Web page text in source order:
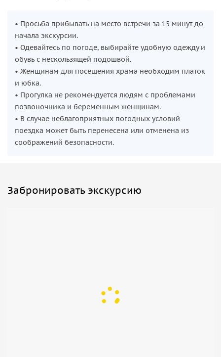
• Просьба прибывать на место встречи за 15 минут до
начала экскурсии.
• Одевайтесь по погоде, выбирайте удобную одежду и
обувь с нескользящей подошвой.
• Женщинам для посещения храма необходим платок
и юбка.
• Прогулка не рекомендуется людям с проблемами
позвоночника и беременным женщинам.
• В случае неблагоприятных погодных условий
поездка может быть перенесена или отменена из
соображений безопасности.
Забронировать экскурсию